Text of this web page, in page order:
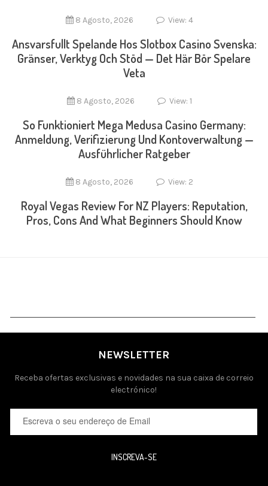
8 Agosto, 2026 View: 4
Ansvarsfullt Spelande Hos Slotbox Casino Svenska:
Gränser, Verktyg Och Stöd — Det Här Bör Spelare
Veta
8 Agosto, 2026 View: 1
So Funktioniert Mega Medusa Casino Germany:
Anmeldung, Verifizierung Und Kontoverwaltung —
Ausführlicher Ratgeber
8 Agosto, 2026 View: 2
Royal Vegas Review For NZ Players: Reputation,
Pros, Cons And What Beginners Should Know
NEWSLETTER
Receba ofertas exclusivas e novidades na sua caixa de correio
electrónico!
INSCREVA-SE